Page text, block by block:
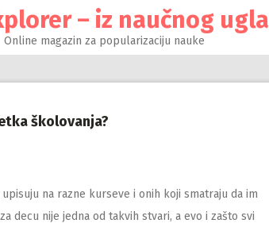
– iz naučnog ugla
Online magazin za popularizaciju nauke
školovanja?
na razne kurseve i onih koji smatraju da im
decu nije jedna od takvih stvari, a evo i zašto svi